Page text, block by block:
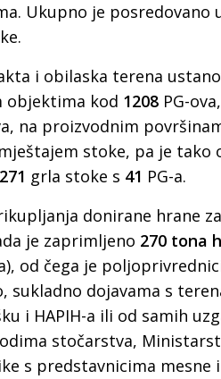
Ukupno je posredovano
i obilaska terena
objektima kod 1208 PG-
na proizvodnim
stoke, pa je tako
271 grla stoke s 41 PG-a.
donirane hrane
je zaprimljeno 270 tona
od čega je
sukladno dojavama s
i HAPIH-a ili od samih
stočarstva,
s predstavnicima mesne